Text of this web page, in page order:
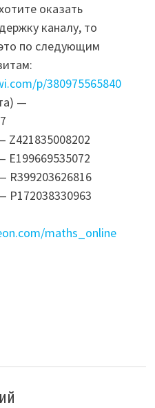
оказать
каналу, то
по следующим
p/380975565840
—
Z421835008202
E199669535072
R399203626816
P172038330963
maths_online